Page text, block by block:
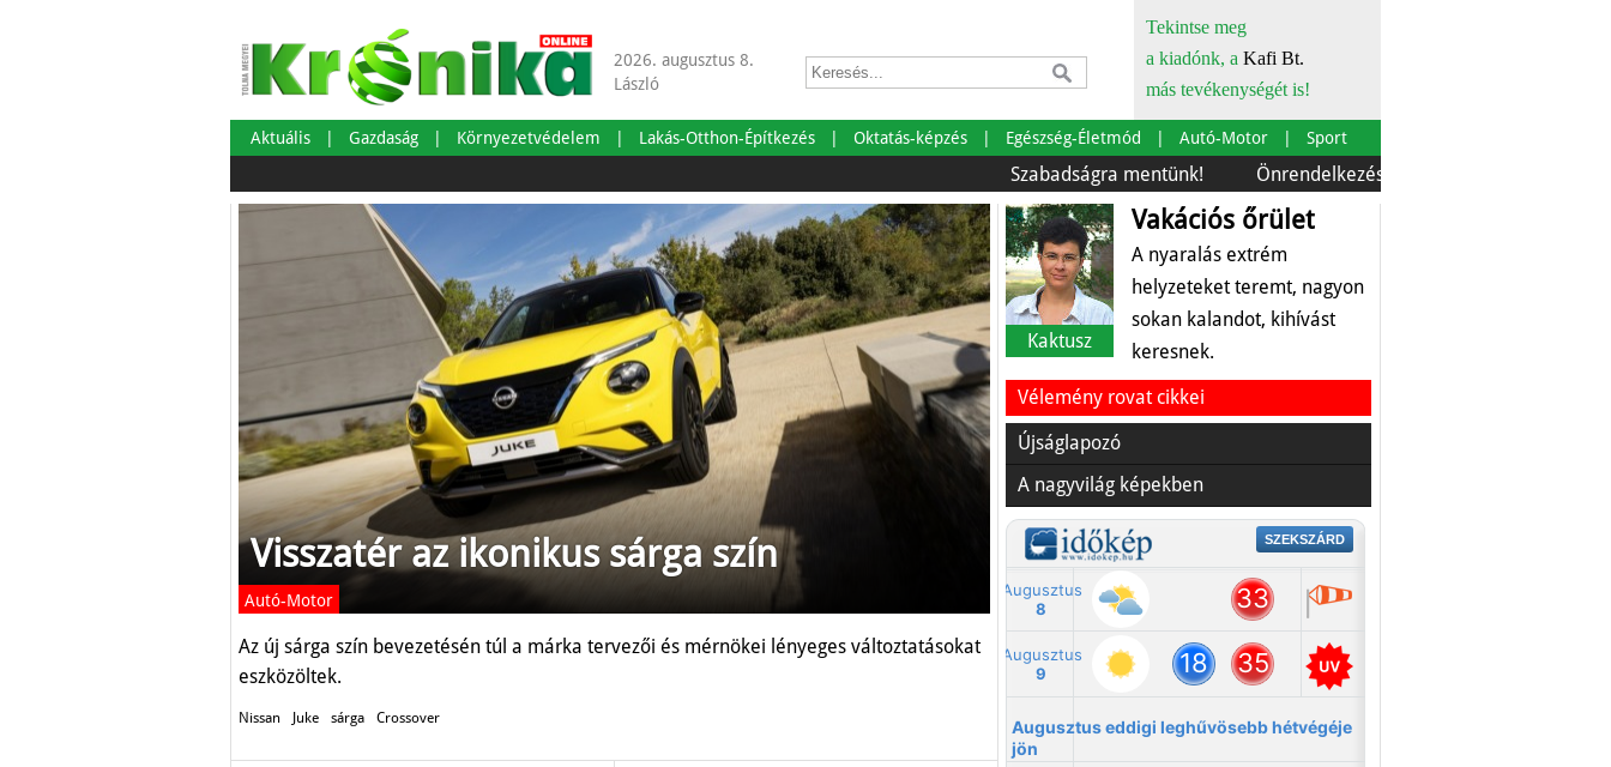
2026. augusztus 8.
László
Tekintse meg
a kiadónk, a Kafi Bt.
más tevékenységét is!
Aktuális Gazdaság Környezetvédelem Lakás-Otthon-Építkezés Oktatás-képzés Egészség-Életmód Autó-Motor Sport
Szabadságra mentünk! Önrendelkezés és szürkebarát
Visszatér az ikonikus sárga szín
Autó-Motor
Az új sárga szín bevezetésén túl a márka tervezői és mérnökei lényeges változtatásokat
eszközöltek.
Nissan Juke sárga Crossover
Kaktusz
Vakációs őrület
A nyaralás extrém
helyzeteket teremt, nagyon
sokan kalandot, kihívást
keresnek.
Vélemény rovat cikkei
Újságlapozó
A nagyvilág képekben